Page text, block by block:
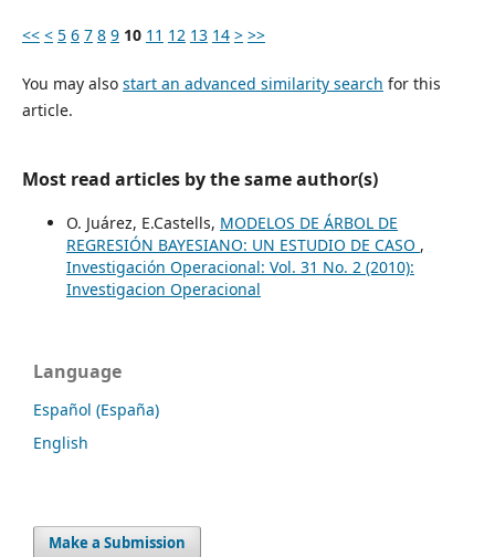
<< < 5 6 7 8 9 10 11 12 13 14 > >>
You may also start an advanced similarity search for this
article.
Most read articles by the same author(s)
O. Juárez, E.Castells, MODELOS DE ÁRBOL DE
REGRESIÓN BAYESIANO: UN ESTUDIO DE CASO ,
Investigación Operacional: Vol. 31 No. 2 (2010):
Investigacion Operacional
Language
Español (España)
English
Make a Submission